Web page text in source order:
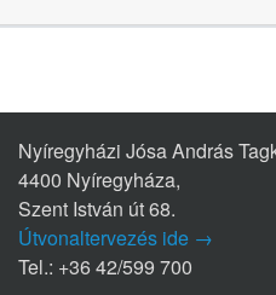
Nyíregyházi Jósa András
4400 Nyíregyháza,
Szent István út 68.
Útvonaltervezés ide →
Tel.: +36 42/599 700